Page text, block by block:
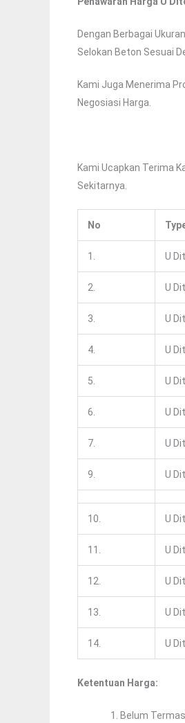
Dengan Berbagai
Selokan Beton Sesuai
Kami Juga Menerima
Negosiasi Harga.
Kami Ucapkan Terima
Sekitarnya.
No
1. U
2. U
3. U
4. U
5. U
6. U
7. U
9. U
10. U
11. U
12. U
13. U
14. U
Ketentuan Harga:
Belum